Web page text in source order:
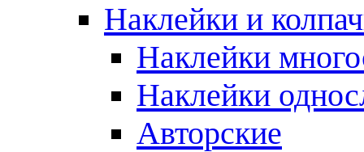
Наклейки и
Наклейки
Наклейки
Авторские